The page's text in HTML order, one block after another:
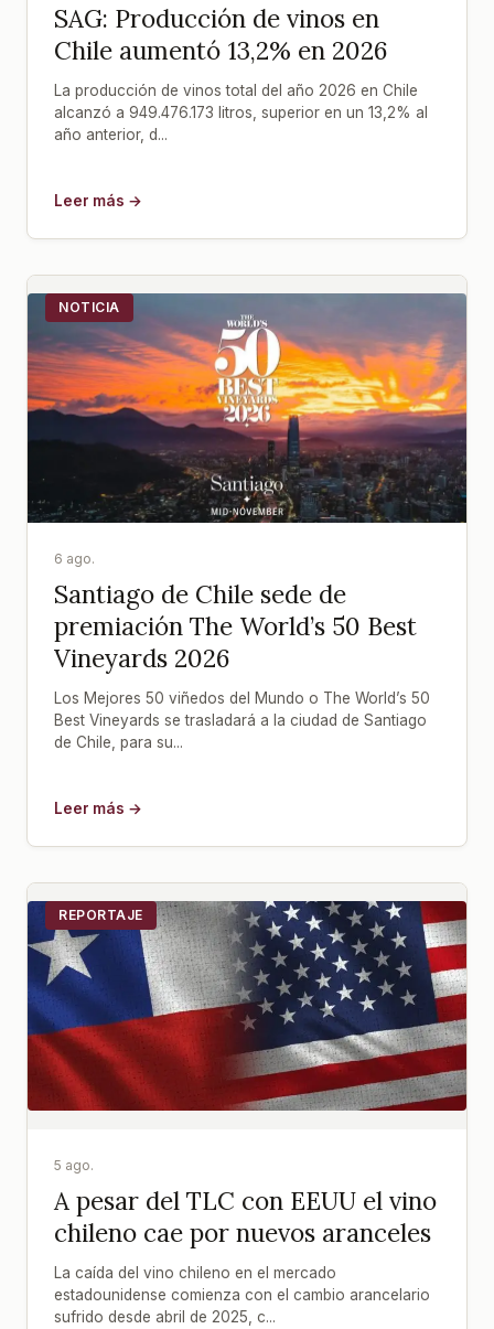
SAG: Producción de vinos en
Chile aumentó 13,2% en 2026
La producción de vinos total del año 2026 en Chile
alcanzó a 949.476.173 litros, superior en un 13,2% al
año anterior, d...
Leer más →
NOTICIA
6 ago.
Santiago de Chile sede de
premiación The World’s 50 Best
Vineyards 2026
Los Mejores 50 viñedos del Mundo o The World’s 50
Best Vineyards se trasladará a la ciudad de Santiago
de Chile, para su...
Leer más →
REPORTAJE
5 ago.
A pesar del TLC con EEUU el vino
chileno cae por nuevos aranceles
La caída del vino chileno en el mercado
estadounidense comienza con el cambio arancelario
sufrido desde abril de 2025, c...